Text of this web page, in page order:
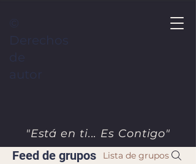
"Está en ti... Es Contigo"
©
Derechos
de
autor
Feed de grupos Lista de grupos